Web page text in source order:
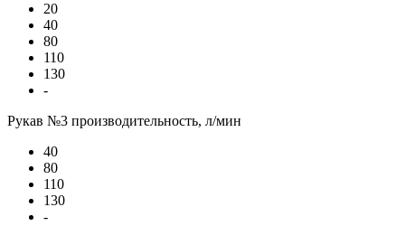
20
40
80
110
130
-
Рукав №3 производительность, л/мин
40
80
110
130
-